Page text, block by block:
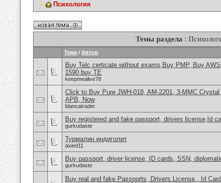
Психология
Темы раздела :
Тема / Автор
Buy Telc certicate without exams,Buy PMP, Buy
1590 buy TE
keepmealive78
Click to Buy Pure JWH-018, AM-2201, 3-MMC
APB, Now
blancatrader
Buy registered and fake passport, drivers license,Id
gurkudaste
Турмалин индиголит
axied11
Buy passport, driver license, ID cards, SSN,
gurkudaste
Buy real and fake Passports, Drivers License , Id